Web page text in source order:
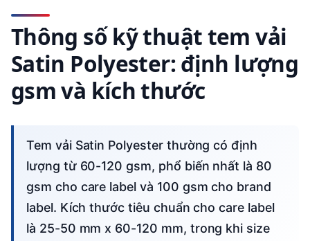
Thông số kỹ thuật tem vải
Satin Polyester: định lượng
gsm và kích thước
Tem vải Satin Polyester thường có định
lượng từ 60-120 gsm, phổ biến nhất là 80
gsm cho care label và 100 gsm cho brand
label. Kích thước tiêu chuẩn cho care label
là 25-50 mm x 60-120 mm, trong khi size